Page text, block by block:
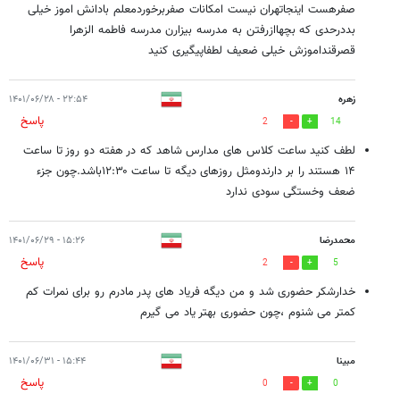
صفرهست اینجاتهران نیست امکانات صفربرخوردمعلم بادانش اموز خیلی
بددرحدی که بچهاازرفتن به مدرسه بیزارن مدرسه فاطمه الزهرا
قصرقنداموزش خیلی ضعیف لطفاپیگیری کنید
زهره ۲۲:۵۴ - ۱۴۰۱/۰۶/۲۸
14
2
پاسخ
لطف کنید ساعت کلاس های مدارس شاهد که در هفته دو روز تا ساعت
۱۴ هستند را بر دارندومثل روزهای دیگه تا ساعت ۱۲:۳۰باشد.چون جزء
ضعف وخستگی سودی ندارد
محمدرضا ۱۵:۲۶ - ۱۴۰۱/۰۶/۲۹
5
2
پاسخ
خدارشکر حضوری شد و من دیگه فریاد های پدر مادرم رو برای نمرات کم
کمتر می شنوم ،چون‌ حضوری بهتر یاد می گیرم
مبینا ۱۵:۴۴ - ۱۴۰۱/۰۶/۳۱
0
0
پاسخ